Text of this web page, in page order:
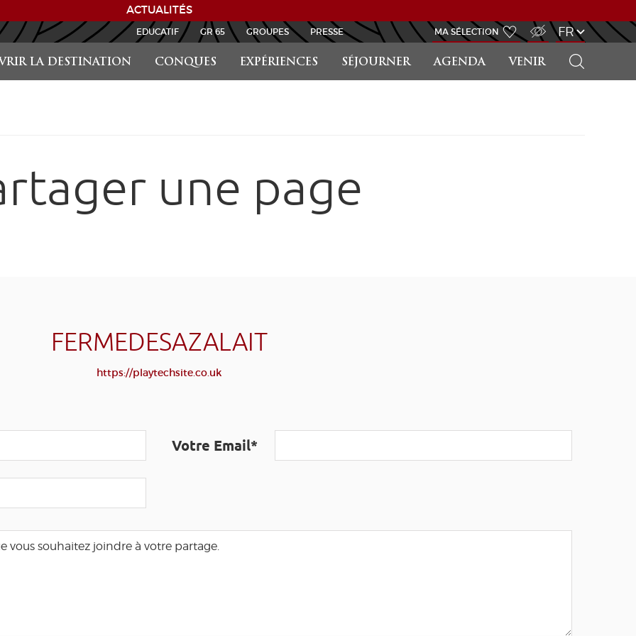
ACTUALITÉS
LA DESTINATION CONQUES EXPÉRIENCES SÉJOURNER AGENDA VENIR
EDUCATIF GR 65 GROUPES PRESSE MA SÉLECTION FR
une page
FERMEDESAZALAIT
https://playtechsite.co.uk
Votre Email*